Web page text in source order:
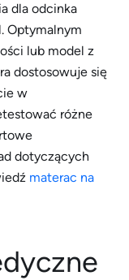
dla odcinka
Optymalnym
lub model z
dostosowuje się
w
różne
dotyczących
materac na